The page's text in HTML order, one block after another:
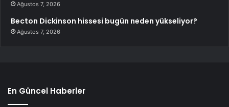
Ağustos 7, 2026
Becton Dickinson hissesi bugün neden yükseliyor?
Ağustos 7, 2026
En Güncel Haberler